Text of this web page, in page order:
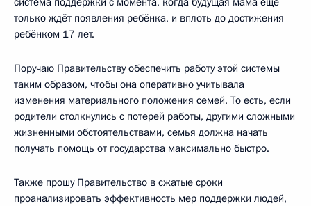
только ждёт появления ребёнка, и вплоть до достижения
ребёнком 17 лет.
Поручаю Правительству обеспечить работу этой системы
таким образом, чтобы она оперативно учитывала
изменения материального положения семей. То есть, если
родители столкнулись с потерей работы, другими сложными
жизненными обстоятельствами, семья должна начать
получать помощь от государства максимально быстро.
Также прошу Правительство в сжатые сроки
проанализировать эффективность мер поддержки людей,